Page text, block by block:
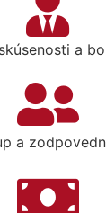
a
a